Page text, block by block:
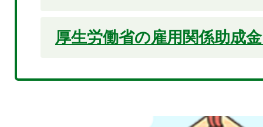
厚生労働省の雇用関係助成